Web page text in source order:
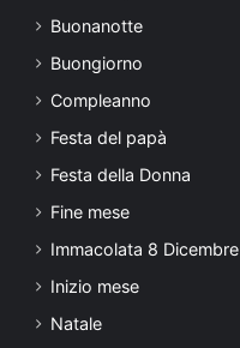
Buonanotte
Buongiorno
Compleanno
Festa del papà
Festa della Donna
Fine mese
Immacolata 8 Dicembre
Inizio mese
Natale